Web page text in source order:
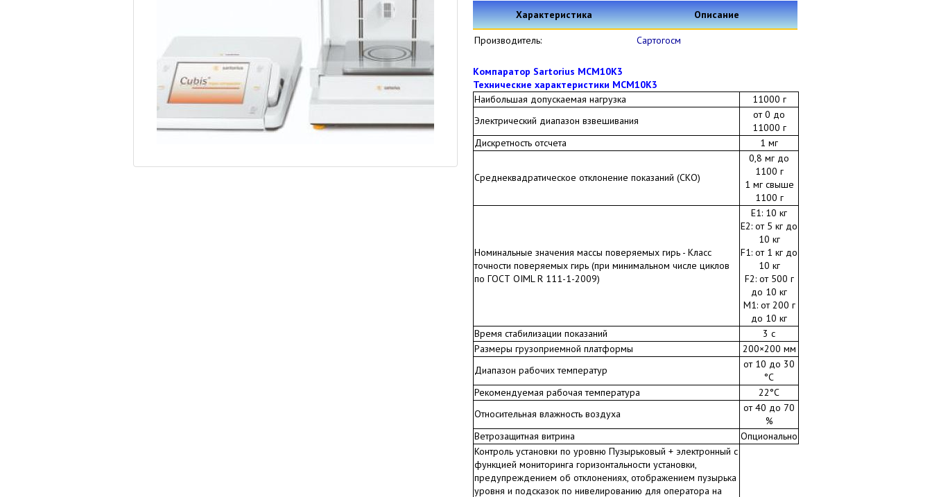
Характеристика Описание
Производитель: Сартогосм
Компаратор Sartorius MCM10K3
Технические характеристики MCM10K3
Наибольшая допускаемая нагрузка
11000 г
Электрический диапазон взвешивания
от 0 до
11000 г
Дискретность отсчета
1 мг
Среднеквадратическое отклонение показаний (СКО)
0,8 мг до
1100 г
1 мг свыше
1100 г
Номинальные значения массы поверяемых гирь - Класс
точности поверяемых гирь (при минимальном числе циклов
по ГОСТ OIML R 111-1-2009)
Е1: 10 кг
Е2: от 5 кг до
10 кг
F1: от 1 кг до
10 кг
F2: от 500 г
до 10 кг
M1: от 200 г
до 10 кг
Время стабилизации показаний
3 с
Размеры грузоприемной платформы
200×200 мм
Диапазон рабочих температур
от 10 до 30
°С
Рекомендуемая рабочая температура
22°С
Относительная влажность воздуха
от 40 до 70
%
Ветрозащитная витрина
Опционально
Контроль установки по уровню Пузырьковый + электронный с
функцией мониторинга горизонтальности установки,
предупреждением об отклонениях, отображением пузырька
уровня и подсказок по нивелированию для оператора на